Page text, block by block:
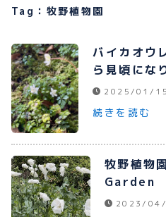
ブログ
よくある質問
プライバシーポリシー
お問い合わせ
Tag：牧野植物園
バイカオウ
ら見頃にな
2025/01/15
続きを読む
牧野植
Garden
2023/